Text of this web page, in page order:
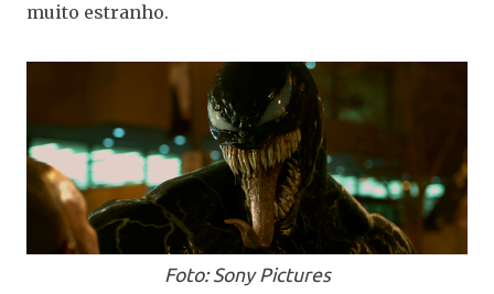
muito estranho.
Foto: Sony Pictures